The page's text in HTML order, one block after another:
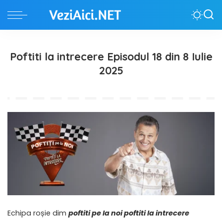
Poftiti la intrecere Episodul 18 din 8 Iulie
2025
Echipa roșie dim poftiti pe la noi poftiti la intrecere